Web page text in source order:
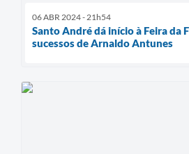
06 ABR 2024 - 21h54
Santo André dá início à Feira da
sucessos de Arnaldo Antunes